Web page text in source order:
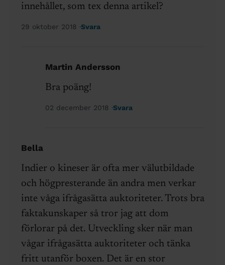
innehållet, som tex denna artikel?
29 oktober 2018 Svara
Martin Andersson
Bra poäng!
02 december 2018 Svara
Bella
Indier o kineser är ofta mer välutbildade
och högpresterande än andra men verkar
inte våga ifrågasätta auktoriteter. Trots bra
faktakunskaper så tror jag att dom
förlorar på det. Utveckling sker när man
vågar ifrågasätta auktoriteter och tänka
fritt utanför boxen. Det är en stor